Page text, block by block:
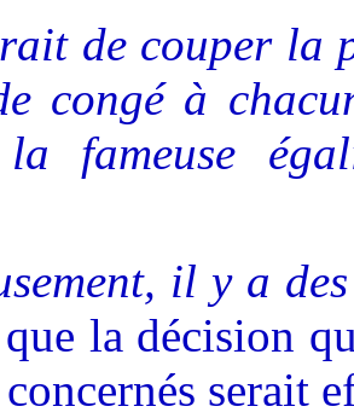
de couper la
congé à
fameuse
il y a
la décision
serait